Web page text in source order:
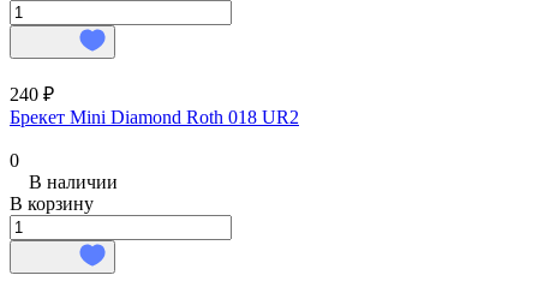
240 ₽
Брекет Mini Diamond Roth 018 UR2
0
В наличии
В корзину